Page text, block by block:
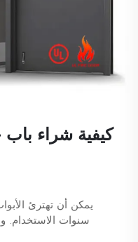
كيفية شراء باب
يمكن أن تهترئ
سنوات الاستخدام.